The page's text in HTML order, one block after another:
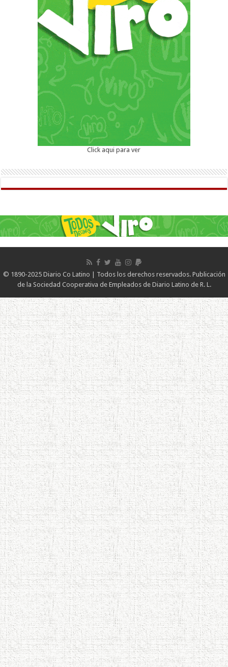
Click aqui para ver
© 1890-2025 Diario Co Latino | Todos los derechos reservados. Publicación
de la Sociedad Cooperativa de Empleados de Diario Latino de R. L.